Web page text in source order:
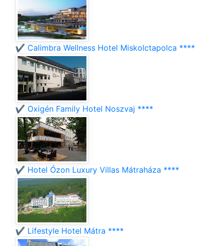
✔️ Calimbra Wellness Hotel Miskolctapolca ****
✔️ Oxigén Family Hotel Noszvaj ****
✔️ Hotel Ózon Luxury Villas Mátraháza ****
✔️ Lifestyle Hotel Mátra ****